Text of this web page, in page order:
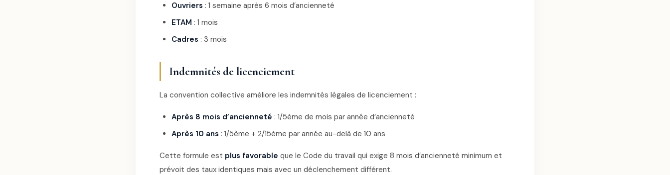
Ouvriers : 1 semaine après 6 mois d’ancienneté
ETAM : 1 mois
Cadres : 3 mois
Indemnités de licenciement
La convention collective améliore les indemnités légales de licenciement :
Après 8 mois d’ancienneté : 1/5ème de mois par année d’ancienneté
Après 10 ans : 1/5ème + 2/15ème par année au-delà de 10 ans
Cette formule est plus favorable que le Code du travail qui exige 8 mois d’ancienneté minimum et
prévoit des taux identiques mais avec un déclenchement différent.